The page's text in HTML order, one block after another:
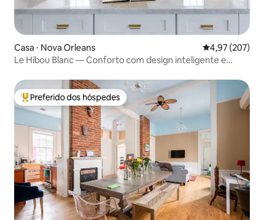
Casa ⋅ Nova Orleans 4,97 de uma
4,97 (207)
Le Hibou Blanc — Conforto com design inteligente e
Entre os melhores preferidos dos hóspedes
Preferido dos hóspedes